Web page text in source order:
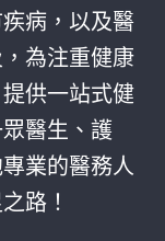
病，以及醫
為注重健康
供一站式健
醫生、護
業的醫務人
路！